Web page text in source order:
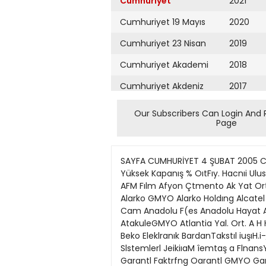
Cumhuriyet 19 Mayıs
Cumhuriyet 23 Nisan
Cumhuriyet Akademi
Cumhuriyet Akdeniz
Cumhuriyet Alışveriş
Cumhuriyet Ankara
Cumhuriyet Büyük
Taaruz
Cumhuriyet
Cumartesi
Cumhuriyet Çevre
2020
2019
2018
2017
2016
2015
2013
2012
2011
2010
2009
Our Subscribers Can Login And
Page
SAYFA CUMHURİYET 4 ŞUBAT 2005 CUMA 12 EKONOMI BORSA 3$UBAT2005 Önceki En En Değışim Ağırlıklı Işlem Hlsse Adı Kapanış Düşuk Yüksek Kapanış % OıtFıy. Hacnıi Ulusal Pazar Acıbadem Saölık Adana Çimento (A) Adana ÇimGnto B Adana üımenlo (C) Adel Kaiemcllik AFM Fılm Afyon Çtmento Ak Yat Ort AW Tukstı. Akbank Akgansa Ahonorji AkınTekstil Aksa Aksıgorta Akbu b urjı Aksu Ipllk Alaıho Carner Alarko GMYO Alarko Holdıng Alcatel Toletaş AlfaMenkulDef). Alkim Kafiıl Alkım Kımya AllemallfYai.Ort. AltemotıfBank Altınyılaız Anadolu Cam Anadolu F(es Anadolu Hayat Anadulu \suüi Anadolu Sigorta Arat TesMiF Arçelık Arena Bılgısayar Arsan Tefetıl Aselsan Alfl Yat Ort AtakuleGMYO Atlantia Yal. Ort. A H H Yat Ort Avıva Sıg. A.Ş. Avrasya Yot Ort , Enerjı % Ambala] 3anvıt Balı Çlmunto Batısöke Çimento Beko Eleklranık BardanTakstıl iuşıH.i-, I ıJb.ji Val 3olu Çimento 3orova Yapı 3orusan Mannesmann Bonı Borusaıı Yat, Paz. Boach Fren Slstemlerl JeikiıaM îemtaş a FlnansYal Ort. Inansbank F-M M Plston -nrri Otnaan FrıgoPakOıda Galatasaray Sportll Garantı Bankası Garantl Faktrfng Oarantl GMYO Garantı Yat. Ort, Gedız Ipllk Gentaş Gcrsan Flnktrlk Oıma GlobalYatHoldlng fioidas Kııyumcullik Good-Veaı G ş Çimento USU Holdıng Gubre Fabrlk üuneş yıgorta Hazııedar Rnfrakter lektaş Huınyet Gıt. Idaş lll.l.UAMIn. IhlatGMYO Ihlas Holdıng Iktisal Fin Kır Indeks Bılgısayar IntaYat Ort. Intema Isıkh Aııln.ıi Iş Bankası IAI Iş BanKası IB] Iş Bankaaı C) Iş Bankası (Kur: IşFınanaalKir IG 5.00 2.82 u ıi; 2 76 9.20 575.00 1.61 680 8.35 7 10 2.90 16.20 6.25 80.10 500 12.10 .vı an 4600 510 ;, :ııı 158 4.S2 2.20 1.14 1.23 1.4! 4 90 27.25 4 011 11.90 3/0 6 88 8.70 16 İİO 173 1.140 735 m 4.48 1110 1.16 3.08 3.88 33 50 3.26 2.07 3.62 14(1 3 10 390 3000 3.46 2.07 1.52 II' 60 •132 21300 2.11 3.08 96 00 28,25 1.34 17,20 62 I (ll 6.20 •ı w 7.75 :)(« 4 16 800 5 60 112 1.10 1.76 3.B0 440 1t>1 I /O 2.25 1.34 2.02 3.68 92 0U 6.72 4.64 3.52 3.74 3.70 110 0.25 091 312 18/0 630 665 1.37 2.04 1.57 Iş Yal Ort fcıiıltaııKdık koeam Kaplamm KnntaHA) Kardsmır ü Kardemir (Dj Karsan ütomotıv KarsuTskstil Kdrtonsfln KwDan.PM.Tic. Hrlıiırfı Mdıllyn KenlGıda Kerevilaş. Gıda Klımasan Klıma Koç Holdlng KonlnıtGıda Komteks Knnya Çımfınto Kurdsa Sabaııcı Uuuoııt Ko;a Davetiyelerl Koza Uavetıyelerı (Yenıl KraalKıtı Kutahya Porselen üık Bilgiüayar LB Yag Logg Yazılııu LOksKadlfe M. Yılmaz Yat Ort. Mardln Çlmenlo Marmarfs ARınyunus Marmariü Martı Marshall Mazhar Zorlu Holdlng Mftdya Holdlng Mfinsa Mnnaıınnt Merkoüıda Melemteka Mıgros Mfpa MııllılAUı Norois